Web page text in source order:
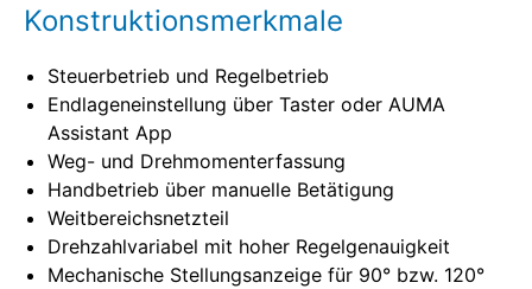
Konstruktionsmerkmale
Steuerbetrieb und Regelbetrieb
Endlageneinstellung über Taster oder AUMA
Assistant App
Weg- und Drehmomenterfassung
Handbetrieb über manuelle Betätigung
Weitbereichsnetzteil
Drehzahlvariabel mit hoher Regelgenauigkeit
Mechanische Stellungsanzeige für 90° bzw. 120°